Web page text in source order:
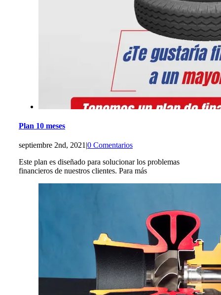
Plan 10 meses
septiembre 2nd, 2021 |0 Comentarios
Este plan es diseñado para solucionar los problemas
financieros de nuestros clientes. Para más